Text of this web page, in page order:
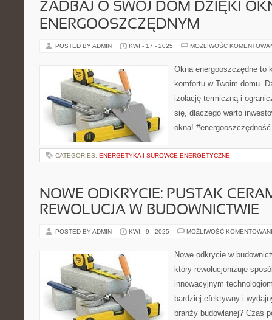
ZADBAJ O SWÓJ DOM DZIĘKI
ENERGOOSZCZĘDNYM
POSTED BY ADMIN KWI - 17 - 2025 MOŻLIWOŚĆ
Okna energooszczędne to
komfortu w Twoim domu.
izolację termiczną i
się, dlaczego warto
okna!
CATEGORIES: ENERGETYKA I SUROWCE ENERGETYCZNE
NOWE ODKRYCIE: PUSTAK
REWOLUCJA W BUDOWNICTWIE
POSTED BY ADMIN KWI - 9 - 2025 MOŻLIWOŚĆ
Nowe odkrycie w
który rewolucjonizuje
innowacyjnym
bardziej efektywny i
branży budowlanej? Czas